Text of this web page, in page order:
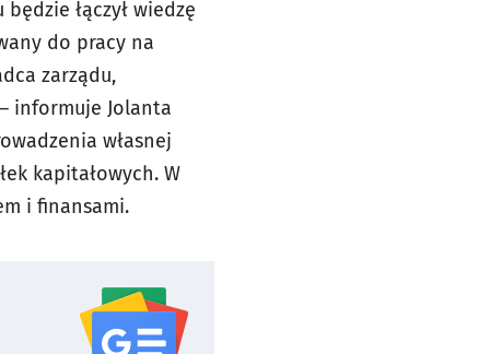
łączył wiedzę
do pracy na
zarządu,
informuje Jolanta
własnej
kapitałowych. W
i finansami.